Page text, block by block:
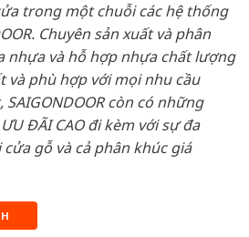
trong một chuỗi các hệ thống
Chuyên sản xuất và phân
nhựa và hỗ hợp nhựa chất lượng
và phù hợp với mọi nhu cầu
còn có những
ĐÃI CAO đi kèm với sự đa
gỗ và cả phân khúc giá